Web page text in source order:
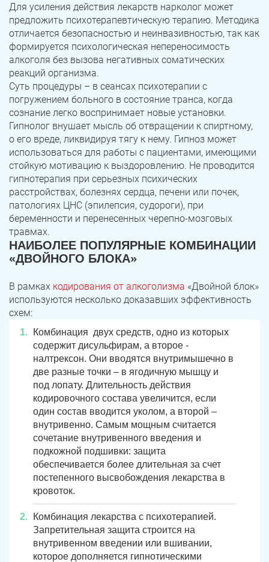
Для усиления действия лекарств нарколог может
предложить психотерапевтическую терапию. Методика
отличается безопасностью и неинвазивностью, так как
формируется психологическая непереносимость
алкоголя без вызова негативных соматических
реакций организма.
Суть процедуры – в сеансах психотерапии с
погружением больного в состояние транса, когда
сознание легко воспринимает новые установки.
Гипнолог внушает мысль об отвращении к спиртному,
о его вреде, ликвидируя тягу к нему. Гипноз может
использоваться для работы с пациентами, имеющими
стойкую мотивацию к выздоровлению. Не проводится
гипнотерапия при серьезных психических
расстройствах, болезнях сердца, печени или почек,
патологиях ЦНС (эпилепсия, судороги), при
беременности и перенесенных черепно-мозговых
травмах.
НАИБОЛЕЕ ПОПУЛЯРНЫЕ КОМБИНАЦИИ
«ДВОЙНОГО БЛОКА»
В рамках кодирования от алкоголизма «Двойной блок»
используются несколько доказавших эффективность
схем:
Комбинация двух средств, одно из которых
содержит дисульфирам, а второе -
налтрексон. Они вводятся внутримышечно в
две разные точки – в ягодичную мышцу и
под лопату. Длительность действия
кодировочного состава увеличится, если
один состав вводится уколом, а второй –
внутривенно. Самым мощным считается
сочетание внутривенного введения и
подкожной подшивки: защита
обеспечивается более длительная за счет
постепенного высвобождения лекарства в
кровоток.
Комбинация лекарства с психотерапией.
Запретительная защита строится на
внутривенном введении или вшивании,
которое дополняется гипнотическими